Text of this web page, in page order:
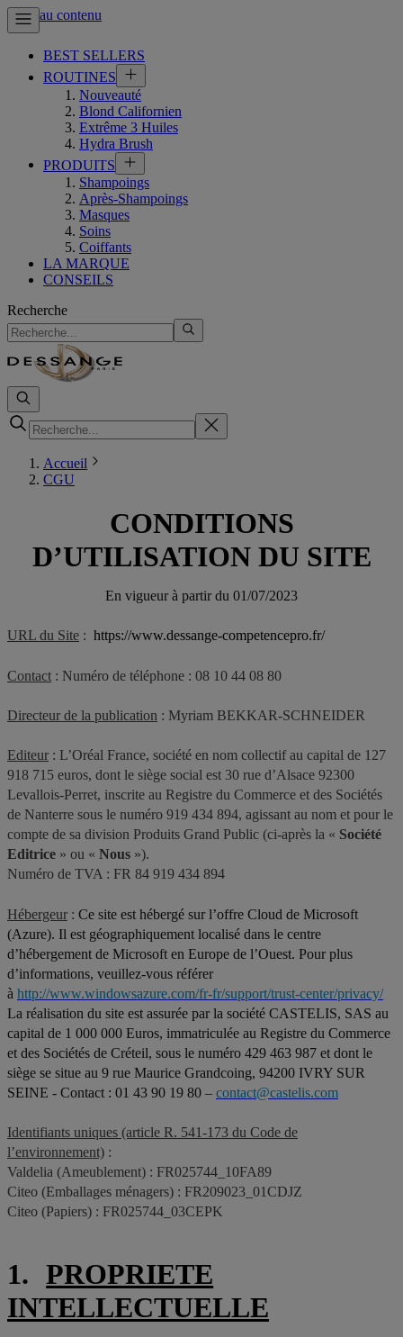
Aller au contenu
BEST SELLERS
ROUTINES
Nouveauté
Blond Californien
Extrême 3 Huiles
Hydra Brush
PRODUITS
Shampoings
Après-Shampoings
Masques
Soins
Coiffants
LA MARQUE
CONSEILS
Recherche
Accueil
CGU
CONDITIONS
D’UTILISATION DU SITE
En vigueur à partir du 01/07/2023
URL du Site : https://www.dessange-competencepro.fr/
Contact : Numéro de téléphone : 08 10 44 08 80
Directeur de la publication : Myriam BEKKAR-SCHNEIDER
Editeur : L’Oréal France, société en nom collectif au capital de 127
918 715 euros, dont le siège social est 30 rue d’Alsace 92300
Levallois-Perret, inscrite au Registre du Commerce et des Sociétés
de Nanterre sous le numéro 919 434 894, agissant au nom et pour le
compte de sa division Produits Grand Public (ci-après la « Société
Editrice » ou « Nous »).
Numéro de TVA : FR 84 919 434 894
Hébergeur : Ce site est hébergé sur l’offre Cloud de Microsoft
(Azure). Il est géographiquement localisé dans le centre
d’hébergement de Microsoft en Europe de l’Ouest. Pour plus
d’informations, veuillez-vous référer
à http://www.windowsazure.com/fr-fr/support/trust-center/privacy/
La réalisation du site est assurée par la société CASTELIS, SAS au
capital de 1 000 000 Euros, immatriculée au Registre du Commerce
et des Sociétés de Créteil, sous le numéro 429 463 987 et dont le
siège se situe au 9 rue Maurice Grandcoing, 94200 IVRY SUR
SEINE - Contact : 01 43 90 19 80 – contact@castelis.com
Identifiants uniques (article R. 541-173 du Code de
l’environnement) :
Valdelia (Ameublement) : FR025744_10FA89
Citeo (Emballages ménagers) : FR209023_01CDJZ
Citeo (Papiers) : FR025744_03CEPK
1. PROPRIETE
INTELLECTUELLE